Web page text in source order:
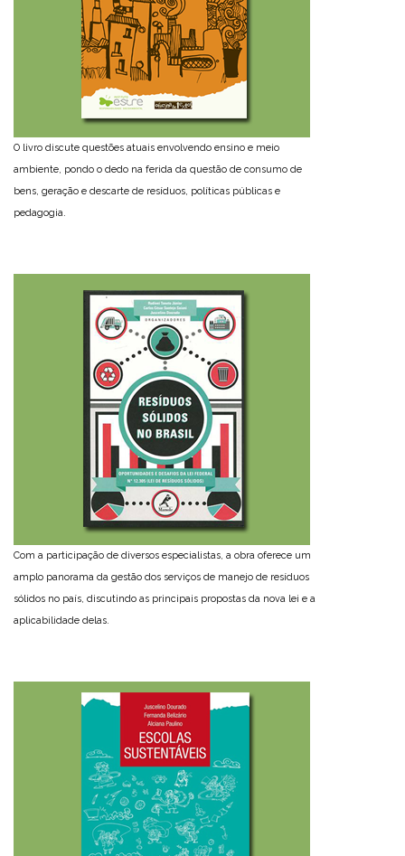
O livro discute questões atuais envolvendo ensino e meio
ambiente, pondo o dedo na ferida da questão de consumo de
bens, geração e descarte de resíduos, políticas públicas e
pedagogia.
Com a participação de diversos especialistas, a obra oferece um
amplo panorama da gestão dos serviços de manejo de resíduos
sólidos no país, discutindo as principais propostas da nova lei e a
aplicabilidade delas.